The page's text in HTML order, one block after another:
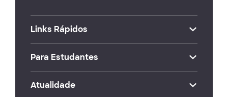
Links Rápidos
Para Estudantes
Atualidade